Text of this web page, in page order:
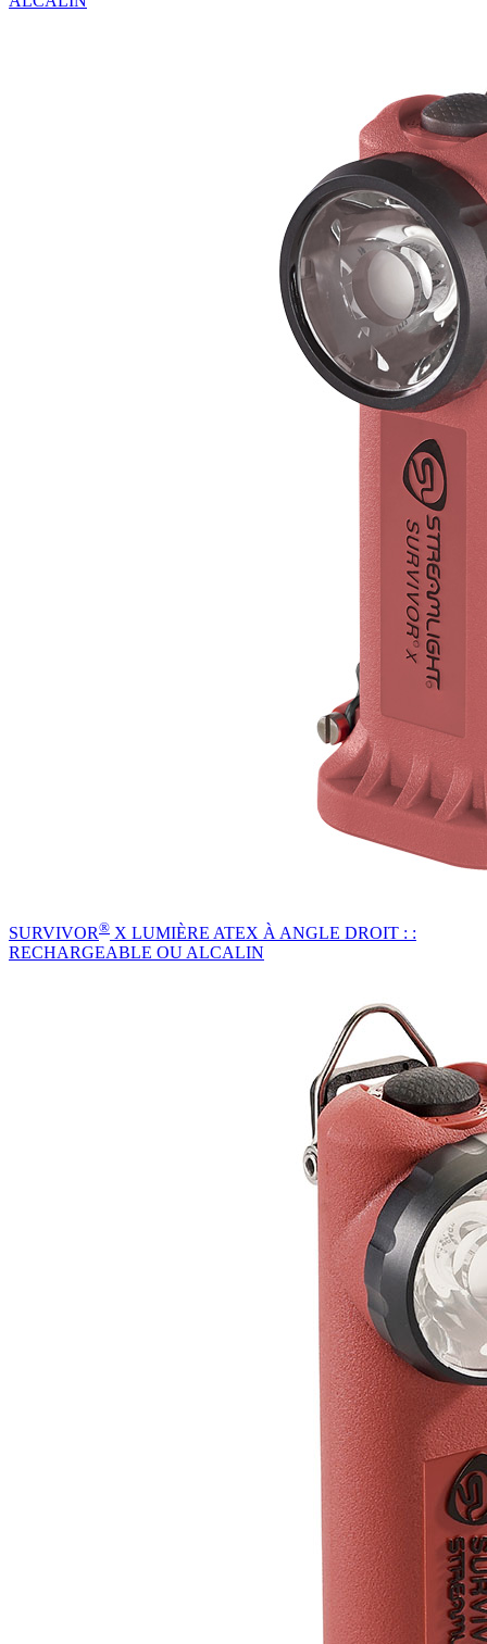
SURVIVOR® X LUMIÈRE ATEX À ANGLE DROIT : :
RECHARGEABLE OU ALCALIN